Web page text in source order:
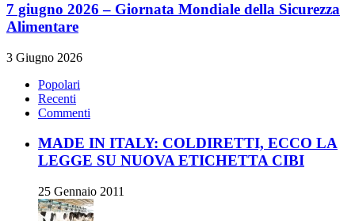
7 giugno 2026 – Giornata Mondiale della Sicurezza
Alimentare
3 Giugno 2026
Popolari
Recenti
Commenti
MADE IN ITALY: COLDIRETTI, ECCO LA
LEGGE SU NUOVA ETICHETTA CIBI
25 Gennaio 2011